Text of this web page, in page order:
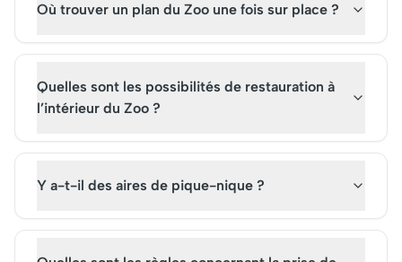
Où trouver un plan du Zoo une fois sur place ?
Quelles sont les possibilités de restauration à
l’intérieur du Zoo ?
Y a-t-il des aires de pique-nique ?